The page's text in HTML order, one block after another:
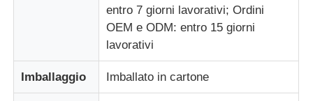
entro 7 giorni lavorativi; Ordini
OEM e ODM: entro 15 giorni
lavorativi
Imballaggio Imballato in cartone